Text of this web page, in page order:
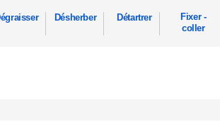
Désherber Détartrer
Fixer -
coller